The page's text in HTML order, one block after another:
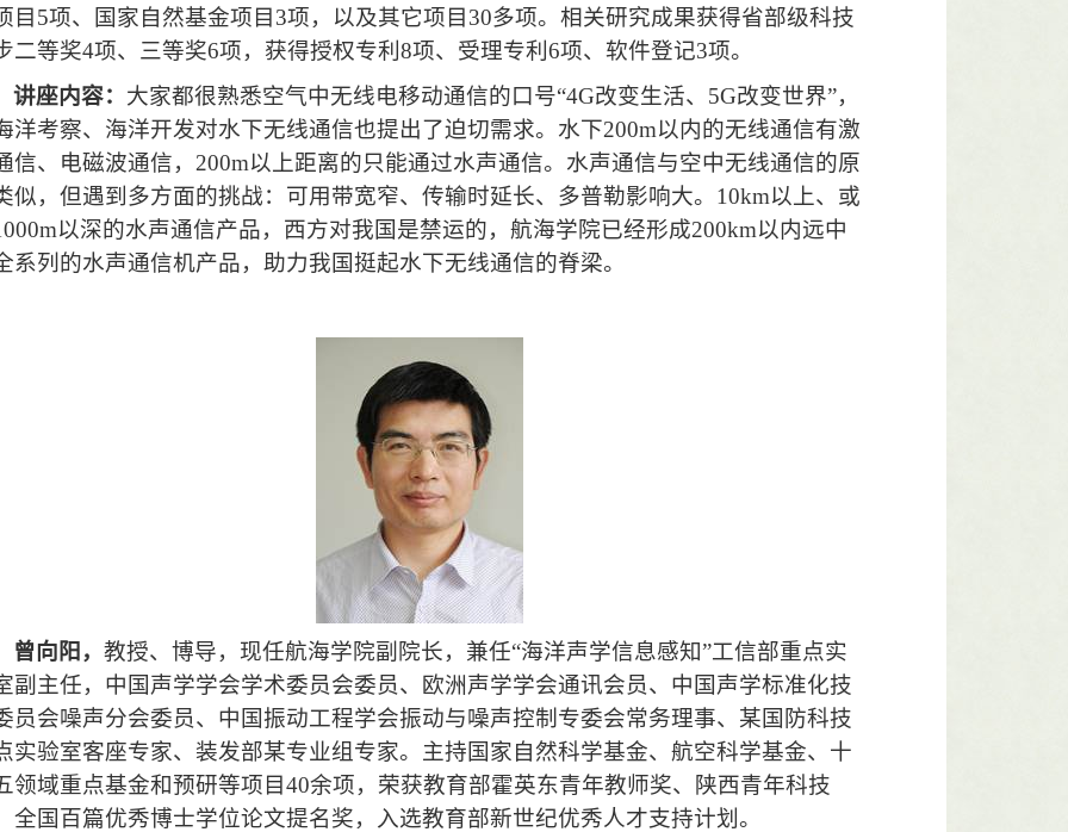
目 5项、国家自然基金项目 3项，以及其它项目 30多项。相关研究成果获得省部级科技
二等奖4项、三等奖6项，获得授权专利 8项、受理专利 6项、软件登记3项。
讲座内容： 大家都很熟悉空气中无线电移动通信的口号“4G改变生活、 5G改变世界”，
洋考察、海洋开发对水下无线通信也提出了迫切需求。水下200m以内的无线通信有激
信、电磁波通信， 200m以上距离的只能通过水声通信。水声通信与空中无线通信的原
似，但遇到多方面的挑战：可用带宽窄、传输时延长、多普勒影响大。 10km以上、或
以深的水声通信产品，西方对我国是禁运的，航海学院已经形成200km以内远中
系列的水声通信机产品，助力我国挺起水下无线通信的脊梁。
曾向阳，教授、博导，现任航海学院副院长，兼任“海洋声学信息感知”工信部重点实
副主任，中国声学学会学术委员会委员、欧洲声学学会通讯会员、中国声学标准化技
员会噪声分会委员、中国振动工程学会振动与噪声控制专委会常务理事、某国防科技
实验室客座专家、装发部某专业组专家。主持国家自然科学基金、航空科学基金、十
领域重点基金和预研等项目40余项，荣获教育部霍英东青年教师奖、陕西青年科技
全国百篇优秀博士学位论文提名奖，入选教育部新世纪优秀人才支持计划。